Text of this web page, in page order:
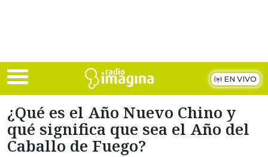
EN VIVO
¿Qué es el Año Nuevo Chino y
qué significa que sea el Año del
Caballo de Fuego?